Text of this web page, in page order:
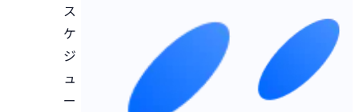
ス
ケ
ジ
ュ
ー